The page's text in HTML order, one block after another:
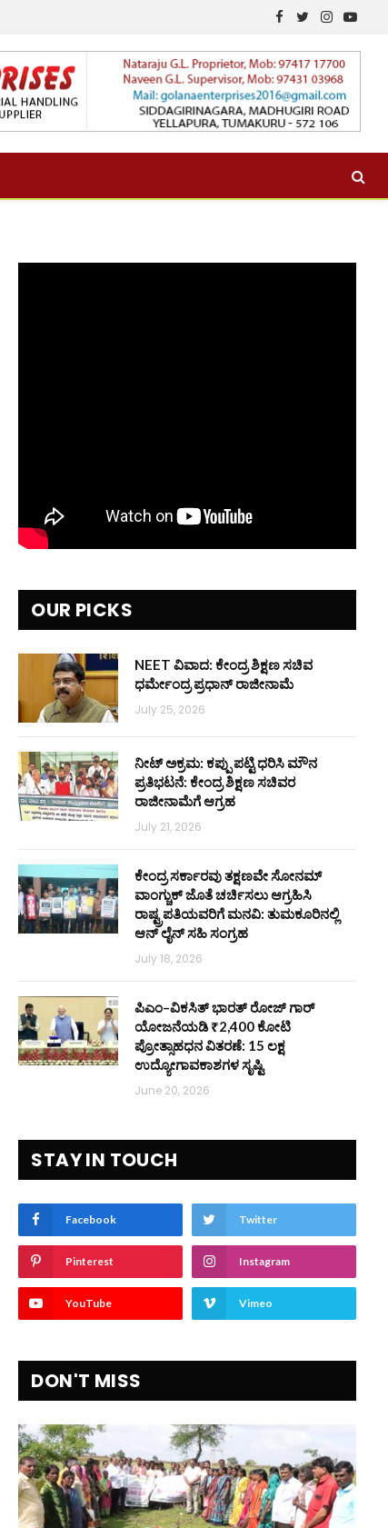
Facebook
TwitterInstagram
OUR PICKS
NEET ವಿವಾದ: ಕೇಂದ್ರ ಶಿಕ್ಷಣ ಸಚಿವ
ಧರ್ಮೇಂದ್ರ ಪ್ರಧಾನ್ ರಾಜೀನಾಮೆ
July 25, 2026
ನೀಟ್ ಅಕ್ರಮ: ಕಪ್ಪು ಪಟ್ಟಿ ಧರಿಸಿ ಮೌನ
ಪ್ರತಿಭಟನೆ: ಕೇಂದ್ರ ಶಿಕ್ಷಣ ಸಚಿವರ
ರಾಜೀನಾಮೆಗೆ ಆಗ್ರಹ
July 21, 2026
ಕೇಂದ್ರ ಸರ್ಕಾರವು ತಕ್ಷಣವೇ ಸೋನಮ್
ವಾಂಗ್ಚುಕ್ ಜೊತೆ ಚರ್ಚಿಸಲು ಆಗ್ರಹಿಸಿ
ರಾಷ್ಟ್ರಪತಿಯವರಿಗೆ ಮನವಿ: ತುಮಕೂರಿನಲ್ಲಿ
ಆನ್‌ ಲೈನ್ ಸಹಿ ಸಂಗ್ರಹ
July 18, 2026
ಪಿಎಂ–ವಿಕಸಿತ್ ಭಾರತ್ ರೋಜ್‌ ಗಾರ್
ಯೋಜನೆಯಡಿ ₹2,400 ಕೋಟಿ
ಪ್ರೋತ್ಸಾಹಧನ ವಿತರಣೆ: 15 ಲಕ್ಷ
ಉದ್ಯೋಗಾವಕಾಶಗಳ ಸೃಷ್ಟಿ
June 20, 2026
STAY IN TOUCH
Facebook Twitter
Pinterest Instagram
YouTube Vimeo
DON'T MISS